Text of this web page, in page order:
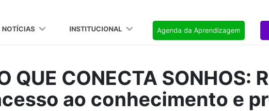
NOTÍCIAS INSTITUCIONAL Agenda da Aprendizagem
QUE CONECTA SONHOS:
ao conhecimento e